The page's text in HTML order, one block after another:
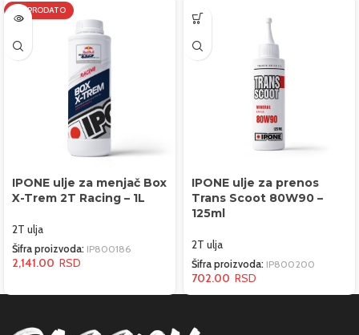
RASPRODATO
IPONE ulje za menjač Box
X-Trem 2T Racing – 1L
2T ulja
Šifra proizvoda: IP800186
2,141.00
IPONE ulje za prenos
Trans Scoot 80W90 –
125ml
2T ulja
Šifra proizvoda: IP800200
702.00